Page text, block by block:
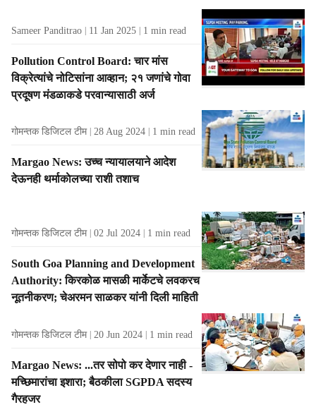
Sameer Panditrao 11 Jan 2025 1 min read
Pollution Control Board: चार मांस
विक्रेत्यांचे नोटिसांना आव्हान; २१ जणांचे गोवा
प्रदूषण मंडळाकडे परवान्यासाठी अर्ज
गोमन्तक डिजिटल टीम 28 Aug 2024 1 min read
Margao News: उच्‍च न्‍यायालयाने आदेश
देऊनही थर्माकाेलच्‍या राशी तशाच
गोमन्तक डिजिटल टीम 02 Jul 2024 1 min read
South Goa Planning and Development
Authority: किरकोळ मासळी मार्केटचे लवकरच
नूतनीकरण; चेअरमन साळकर यांनी दिली माहिती
गोमन्तक डिजिटल टीम 20 Jun 2024 1 min read
Margao News: ...तर सोपो कर देणार नाही -
मच्छिमारांचा इशारा; बैठकीला SGPDA सदस्य
गैरहजर